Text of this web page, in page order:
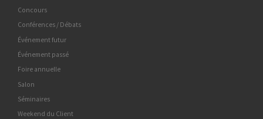
Concours
Conférences / Débats
Événement futur
Événement passé
Foire annuelle
Salon
Séminaires
Weekend du Client